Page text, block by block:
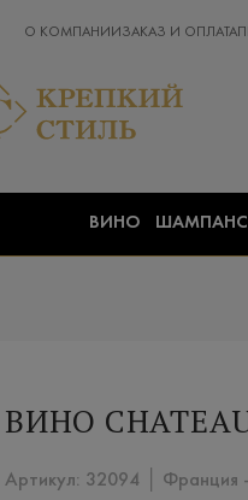
О КОМПАНИИ ЗАКАЗ И ОПЛАТА
ВИНО
ВИНО
Артикул: 32094 │ Франция